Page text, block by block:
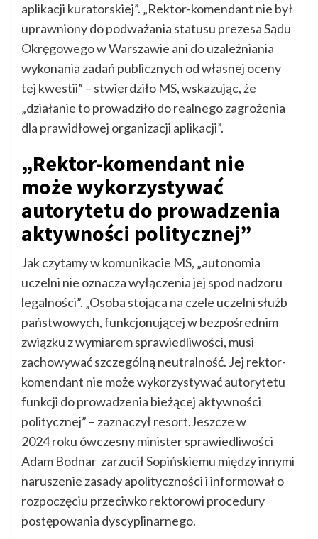
aplikacji kuratorskiej”. „Rektor-komendant nie był
uprawniony do podważania statusu prezesa Sądu
Okręgowego w Warszawie ani do uzależniania
wykonania zadań publicznych od własnej oceny
tej kwestii” – stwierdziło MS, wskazując, że
„działanie to prowadziło do realnego zagrożenia
dla prawidłowej organizacji aplikacji”.
„Rektor-komendant nie
może wykorzystywać
autorytetu do prowadzenia
aktywności politycznej”
Jak czytamy w komunikacie MS, „autonomia
uczelni nie oznacza wyłączenia jej spod nadzoru
legalności”. „Osoba stojąca na czele uczelni służb
państwowych, funkcjonującej w bezpośrednim
związku z wymiarem sprawiedliwości, musi
zachowywać szczególną neutralność. Jej rektor-
komendant nie może wykorzystywać autorytetu
funkcji do prowadzenia bieżącej aktywności
politycznej” – zaznaczył resort.Jeszcze w
2024 roku ówczesny minister sprawiedliwości
Adam Bodnar zarzucił Sopińskiemu między innymi
naruszenie zasady apolityczności i informował o
rozpoczęciu przeciwko rektorowi procedury
postępowania dyscyplinarnego.